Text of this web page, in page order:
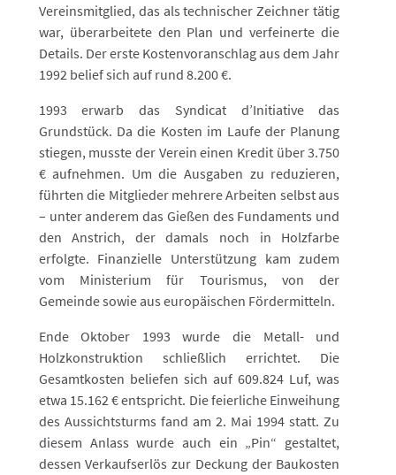
Vereinsmitglied, das als technischer Zeichner tätig
war, überarbeitete den Plan und verfeinerte die
Details. Der erste Kostenvoranschlag aus dem Jahr
1992 belief sich auf rund 8.200 €.
1993 erwarb das Syndicat d’Initiative das
Grundstück. Da die Kosten im Laufe der Planung
stiegen, musste der Verein einen Kredit über 3.750
€ aufnehmen. Um die Ausgaben zu reduzieren,
führten die Mitglieder mehrere Arbeiten selbst aus
– unter anderem das Gießen des Fundaments und
den Anstrich, der damals noch in Holzfarbe
erfolgte. Finanzielle Unterstützung kam zudem
vom Ministerium für Tourismus, von der
Gemeinde sowie aus europäischen Fördermitteln.
Ende Oktober 1993 wurde die Metall- und
Holzkonstruktion schließlich errichtet. Die
Gesamtkosten beliefen sich auf 609.824 Luf, was
etwa 15.162 € entspricht. Die feierliche Einweihung
des Aussichtsturms fand am 2. Mai 1994 statt. Zu
diesem Anlass wurde auch ein „Pin“ gestaltet,
dessen Verkaufserlös zur Deckung der Baukosten